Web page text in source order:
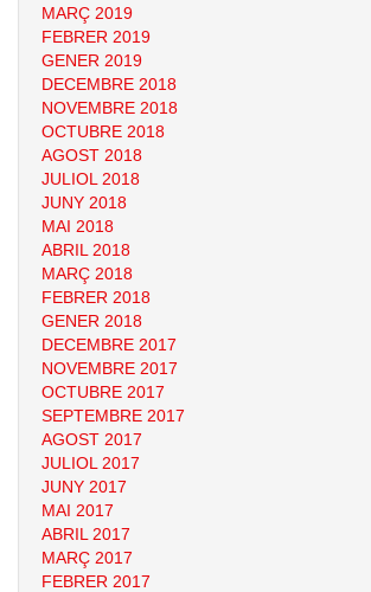
MARÇ 2019
FEBRER 2019
GENER 2019
DECEMBRE 2018
NOVEMBRE 2018
OCTUBRE 2018
AGOST 2018
JULIOL 2018
JUNY 2018
MAI 2018
ABRIL 2018
MARÇ 2018
FEBRER 2018
GENER 2018
DECEMBRE 2017
NOVEMBRE 2017
OCTUBRE 2017
SEPTEMBRE 2017
AGOST 2017
JULIOL 2017
JUNY 2017
MAI 2017
ABRIL 2017
MARÇ 2017
FEBRER 2017